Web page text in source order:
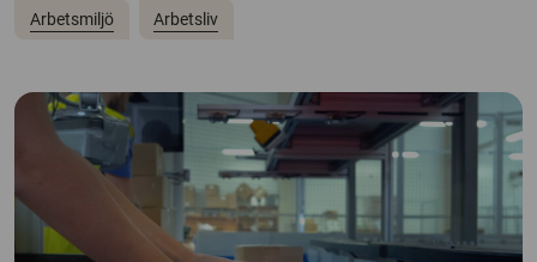
Arbetsmiljö Arbetsliv